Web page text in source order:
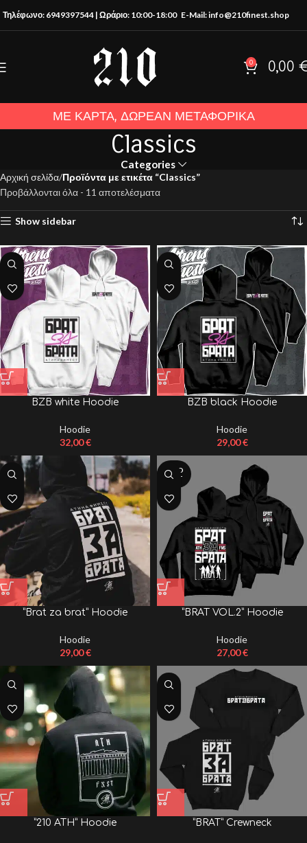
Τηλέφωνο: 6949397544 | Ωράριο: 10:00-18:00 E-Mail: info@210finest.shop
0 0,00
ΜΕ ΚΑΡΤΑ, ΔΩΡΕΑΝ ΜΕΤΑΦΟΡΙΚΑ
Classics
Categories
Αρχική σελίδα Προϊόντα με ετικέτα “Classics”
Προβάλλονται όλα - 11 αποτελέσματα
Show sidebar
BZB white Hoodie
Hoodie
32,00€
BZB black Hoodie
Hoodie
29,00€
”Brat za brat” Hoodie
Hoodie
29,00€
SOLD
OUT
”BRAT VOL.2” Hoodie
Hoodie
27,00€
”210 ATH” Hoodie ”BRAT” Crewneck